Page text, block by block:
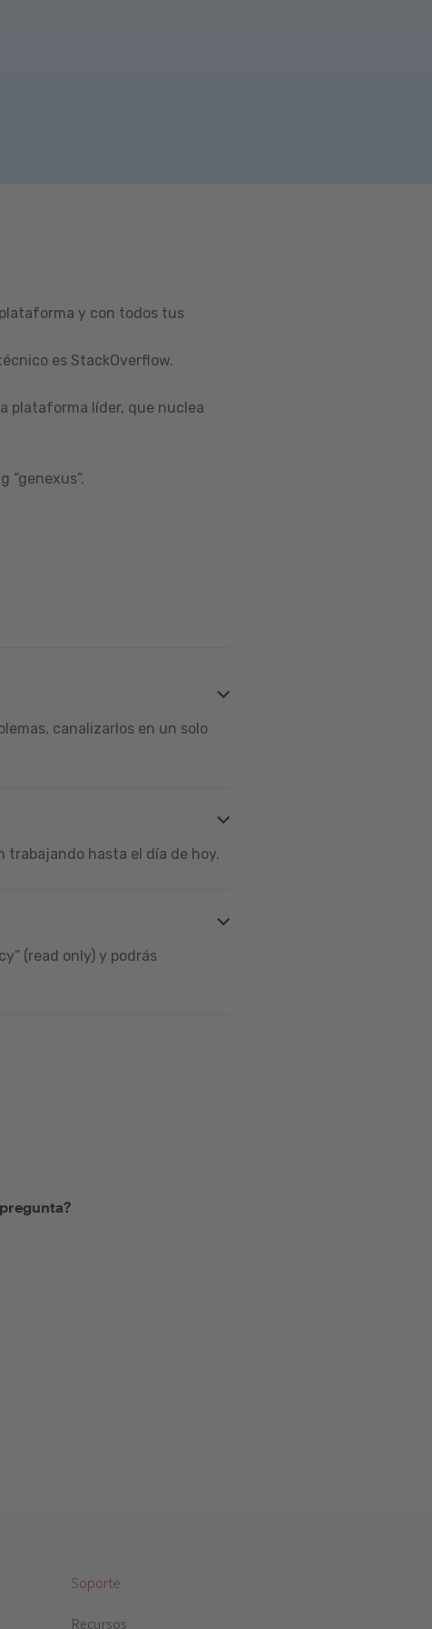
y con todos tus
es StackOverflow.
plataforma líder, que nuclea
“genexus”.
canalizarlos en un solo
trabajando hasta el día de hoy.
(read only) y podrás
Soporte
Recursos